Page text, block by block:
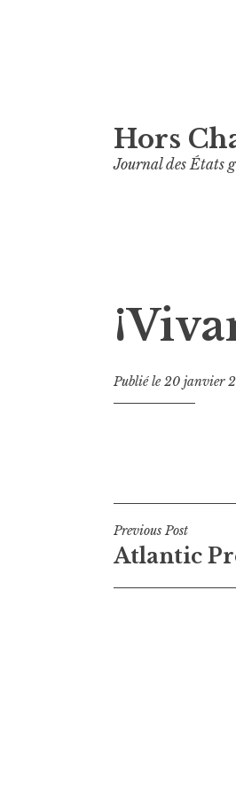
au
contenu
Hors
Journal des États
Publié le20 janvier
de
Previous Post
Atlantic